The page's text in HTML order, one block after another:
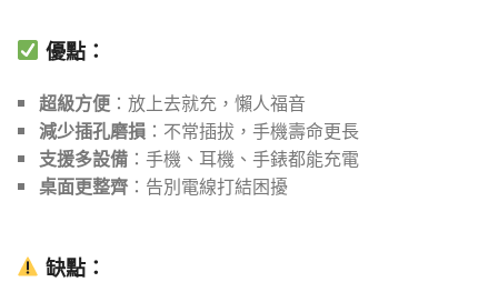
優點：
超級方便 ：放上去就充，懶人福音
減少插孔磨損 ：不常插拔，手機壽命更長
支援多設備 ：手機、耳機、手錶都能充電
桌面更整齊 ：告別電線打結困擾
缺點：